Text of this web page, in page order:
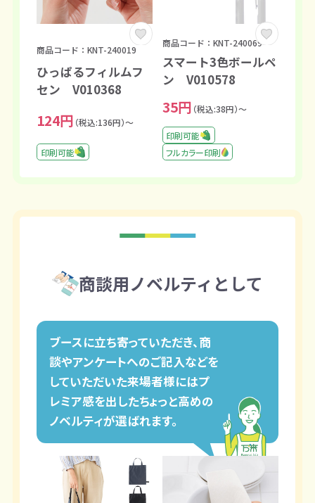
商品コード：KNT-240019
ひっぱるフィルムフ
セン V010368
124円 （税込:136円）～
印刷可能
商品コード：KNT-240069
スマート3色ボールペ
ン V010578
35円 （税込:38円）～
印刷可能
フルカラー印刷
商談用ノベルティとして
ブースに立ち寄っていただき、商
談やアンケートへのご記入などを
していただいた来場者様にはプ
レミア感を出したちょっと高めの
ノベルティが選ばれます。